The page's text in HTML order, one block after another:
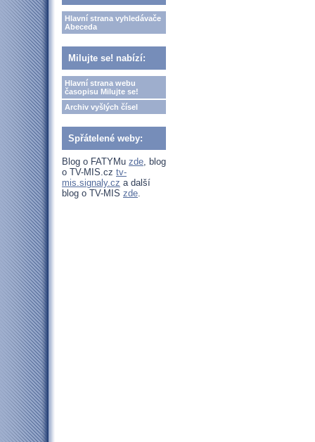
Hlavní strana vyhledávače
Abeceda
Milujte se! nabízí:
Hlavní strana webu
časopisu Milujte se!
Archiv vyšlých čísel
Spřátelené weby:
Blog o FATYMu zde, blog
o TV-MIS.cz tv-
mis.signaly.cz a další
blog o TV-MIS zde.